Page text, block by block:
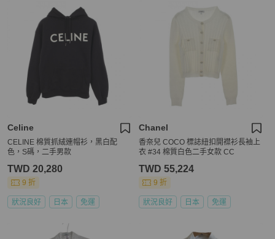
Celine
CELINE 棉質抓絨連帽衫，黑白配
色，S碼，二手男款
TWD 20,280
9 折
狀況良好 日本 免運
Chanel
香奈兒 COCO 標誌紐扣開襟衫長袖上
衣 #34 棉質白色二手女款 CC
TWD 55,224
9 折
狀況良好 日本 免運